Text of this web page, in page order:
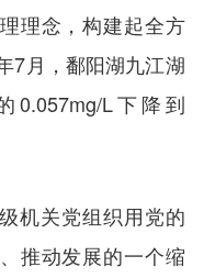
理念，构建起全方
7月，鄱阳湖九江湖
0.057mg/L下降到
机关党组织用党的
推动发展的一个缩